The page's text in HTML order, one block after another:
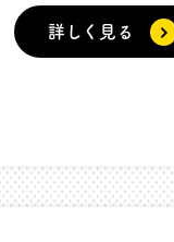
詳しく見る